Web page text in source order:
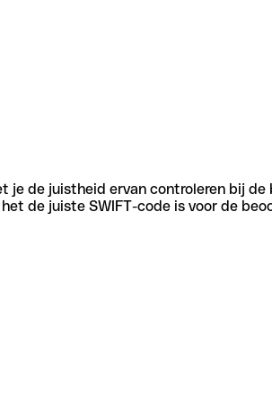
de juistheid ervan controleren bij
de juiste SWIFT-code is voor de